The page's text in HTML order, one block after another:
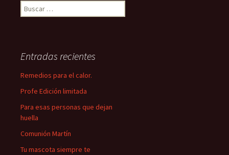
Buscar:
Entradas recientes
Remedios para el calor.
Profe Edición limitada
Para esas personas que dejan
huella
Comunión Martín
Tu mascota siempre te